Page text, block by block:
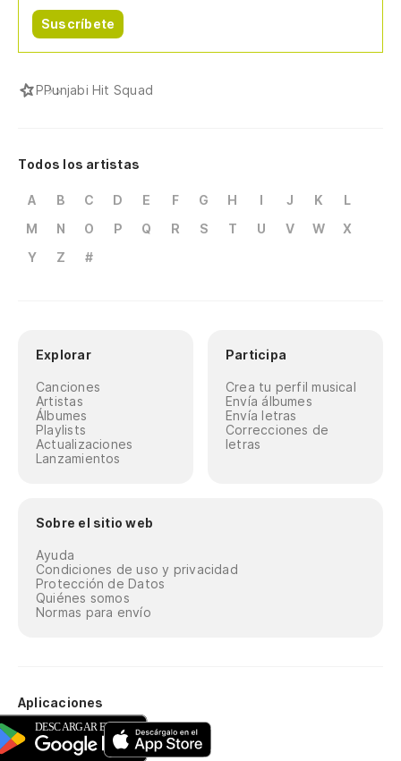
Suscríbete
PPunjabi Hit Squad
Todos los artistas
A B C D E F G H I J K
L
M
N O P Q R S T U V W
X
Y
Z #
Explorar
Canciones
Artistas
Álbumes
Playlists
Actualizaciones
Lanzamientos
Participa
Crea tu perfil musical
Envía álbumes
Envía letras
Correcciones de
letras
Sobre el sitio web
Ayuda
Condiciones de uso y privacidad
Protección de Datos
Quiénes somos
Normas para envío
Aplicaciones